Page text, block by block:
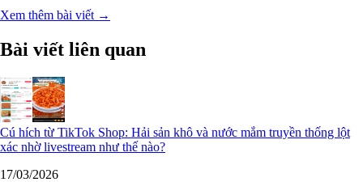
Xem thêm bài viết →
Bài viết liên quan
Cú hích từ TikTok Shop: Hải sản khô và nước mắm truyền thống lột
xác nhờ livestream như thế nào?
17/03/2026